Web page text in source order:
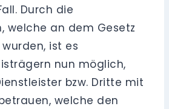
Durch die
welche an dem Gesetz
ist es
nun möglich,
bzw. Dritte mit
welche den